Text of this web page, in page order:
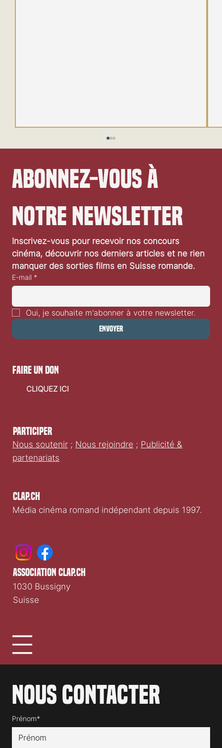
Festival de Locarno 2026: Taxi Driver
Abonnez-vous à
notre newsletter
Inscrivez-vous pour recevoir nos concours
cinéma, découvrir nos derniers articles et ne rien
manquer des sorties films en Suisse romande.
E-mail *
Oui, je souhaite m'abonner à votre newsletter.
Envoyer
Clap.ch
Média cinéma romand indépendant depuis 1997.
Participer
Nous soutenir ; Nous rejoindre ; Publicité &
partenariats
Nous contacter
Prénom*
faire un don
CLIQUEZ ICI
association clap.ch
1030 Bussigny
Suisse